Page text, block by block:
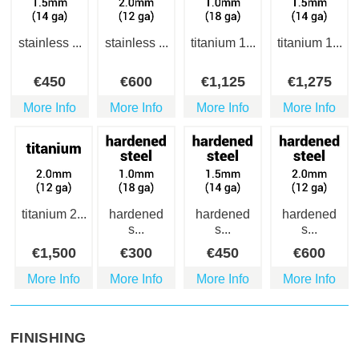
stainless ...
€450
More Info
stainless ...
€600
More Info
titanium 1...
€1,125
More Info
titanium 1...
€1,275
More Info
titanium 2...
€1,500
More Info
hardened
s...
€300
More Info
hardened
s...
€450
More Info
hardened
s...
€600
More Info
FINISHING